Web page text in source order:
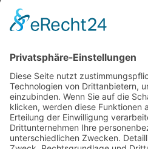
AUFBAUTEN
GRÜNHAGE
BEI WIND UND
ZUM
SCHLAFKABINEN